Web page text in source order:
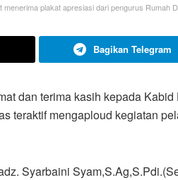
plakat apresiasi dari pengurus Rumah
Bagikan Telegram
dan terima kasih kepada Kabid
teraktif mengaploud kegiatan
Syarbaini